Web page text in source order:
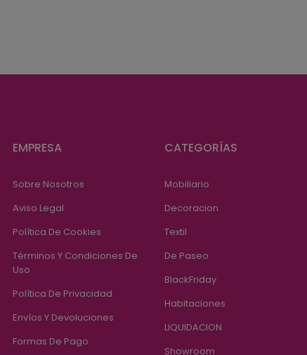
EMPRESA
Sobre Nosotros
Aviso Legal
Política De Cookies
Términos Y Condiciones De
Uso
Política De Privacidad
Envíos Y Devoluciones
Formas De Pago
CATEGORÍAS
Mobiliario
Decoracion
Textil
De Paseo
BlackFriday
Habitaciones
LIQUIDACION
Showroom